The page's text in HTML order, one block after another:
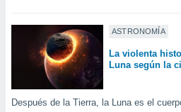
ASTRONOMÍA
La violenta
Luna según la
Después de la Tierra, la Luna es el